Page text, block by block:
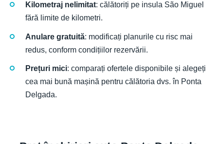
Kilometraj nelimitat: călătoriți pe insula São Miguel
fără limite de kilometri.
Anulare gratuită: modificați planurile cu risc mai
redus, conform condițiilor rezervării.
Prețuri mici: comparați ofertele disponibile și alegeți
cea mai bună mașină pentru călătoria dvs. în Ponta
Delgada.